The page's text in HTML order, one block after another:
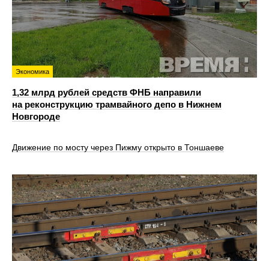
Экономика
1,32 млрд рублей средств ФНБ направили
на реконструкцию трамвайного депо в Нижнем
Новгороде
Движение по мосту через Пижму открыто в Тоншаеве